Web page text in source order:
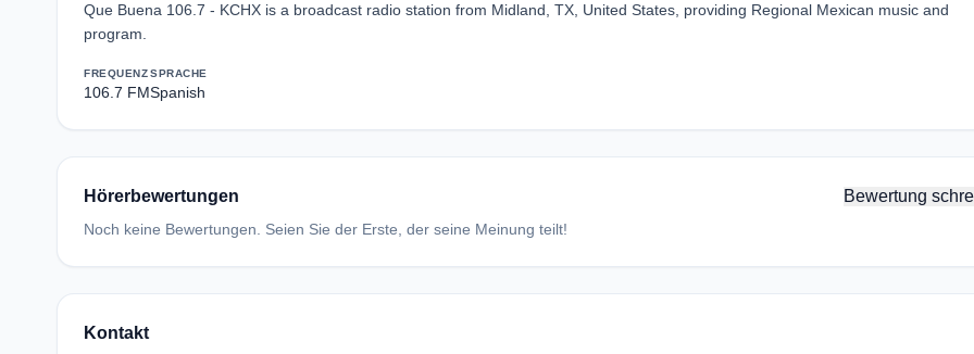
Que Buena 106.7 - KCHX is a broadcast radio station from Midland, TX, United States, providing Regional Mexican music and
program.
FREQUENZ
106.7 FM
SPRACHE
Spanish
Hörerbewertungen Bewertung
Noch keine Bewertungen. Seien Sie der Erste, der seine Meinung teilt!
Kontakt